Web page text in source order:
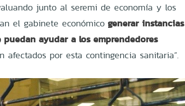
junto al seremi de economía y los
el gabinete económico generar instancias
ayudar a los emprendedores
afectados por esta contingencia sanitaria”.